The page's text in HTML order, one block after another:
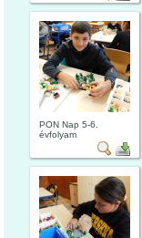
PON Nap 5-6.
évfolyam